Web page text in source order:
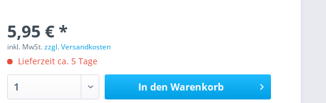
5,95 € *
inkl. MwSt.zzgl. Versandkosten
Lieferzeit ca. 5 Tage
In den Warenkorb